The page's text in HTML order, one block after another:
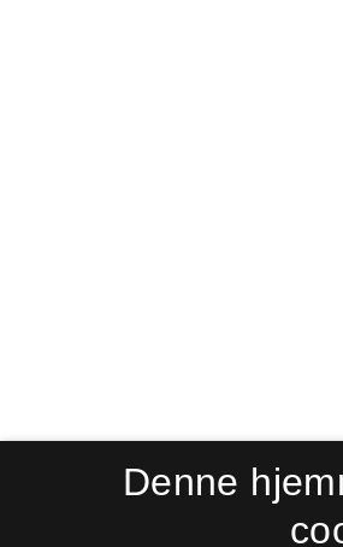
Denne